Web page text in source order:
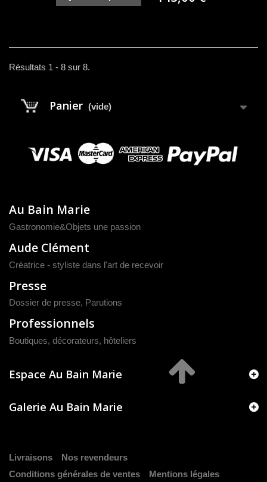
Résultats 1 - 8 sur 8.
Panier (vide)
Au Bain Marie
Gastronomie&Objets une passion
Aude Clément
Créatrice - styliste dans l'art de recevoir
Presse
Dossier de presse, Parutions
Professionnels
Boutiques, décorateurs, hôteliers
Espace Au Bain Marie
Galerie Au Bain Marie
Livraisons
Nos revendeurs
Conditions générales de ventes
Mentions légales